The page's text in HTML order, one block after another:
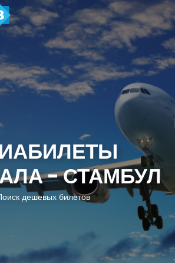
- СТАМБУЛ
дешевых билетов